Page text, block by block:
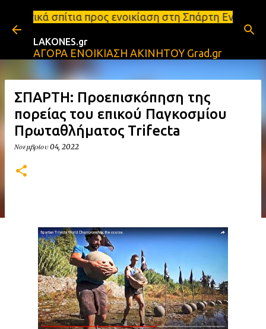
Μετάβαση στο κύριο περιεχόμενο
προς ενοικίαση στη Σπάρτη Ενοικιάσεις
LAKONES.gr
ΑΓΟΡΑ ΕΝΟΙΚΙΑΣΗ ΑΚΙΝΗΤΟΥ Grad.gr
ΣΠΑΡΤΗ: Προεπισκόπηση της
πορείας του επικού Παγκοσμίου
Πρωταθλήματος Trifecta
Νοεμβρίου 04, 2022